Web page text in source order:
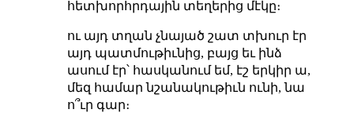
հետխորհրդային տեղերից մէկը։
ու այդ տղան չնայած շատ տխուր էր
այդ պատմութիւնից, բայց եւ ինձ
ասում էր՝ հասկանում եմ, էշ երկիր ա,
մեզ համար նշանակութիւն ունի, նա
ո՞ւր գար։